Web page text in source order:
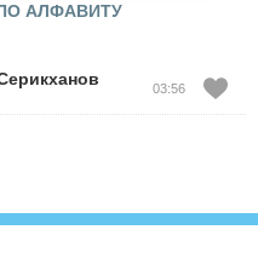
АЛФАВИТУ
03:56